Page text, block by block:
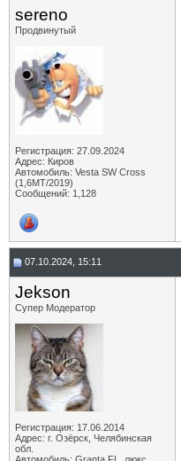
sereno
Продвинутый
Регистрация: 27.09.2024
Адрес: Киров
Автомобиль: Vesta SW Cross
(1,6МТ/2019)
Сообщений: 1,128
07.10.2024, 15:11
Jekson
Супер Модератор
Регистрация: 17.06.2014
Адрес: г. Озёрск, Челябинская
обл.